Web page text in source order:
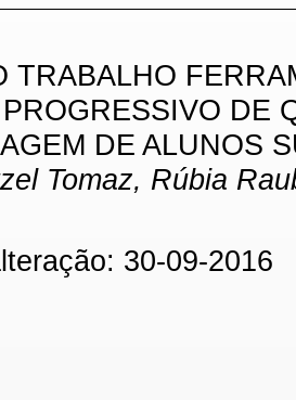
TRABALHO
DE
DE ALUNOS
Tomaz, Rúbia
30-09-2016